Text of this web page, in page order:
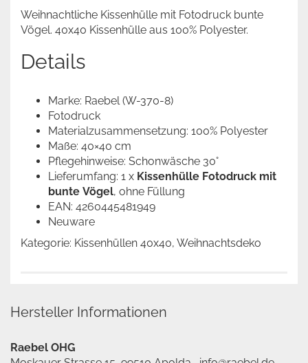
Weihnachtliche Kissenhülle mit Fotodruck bunte
Vögel. 40x40 Kissenhülle aus 100% Polyester.
Details
Marke: Raebel (W-370-8)
Fotodruck
Materialzusammensetzung: 100% Polyester
Maße: 40×40 cm
Pflegehinweise: Schonwäsche 30°
Lieferumfang: 1 x Kissenhülle Fotodruck mit
bunte Vögel, ohne Füllung
EAN: 4260445481949
Neuware
Kategorie: Kissenhüllen 40x40, Weihnachtsdeko
Hersteller Informationen
Raebel OHG